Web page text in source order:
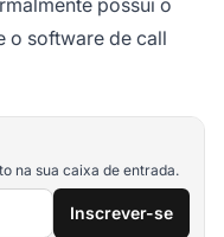
o software de call
na sua caixa de entrada.
Inscrever-se